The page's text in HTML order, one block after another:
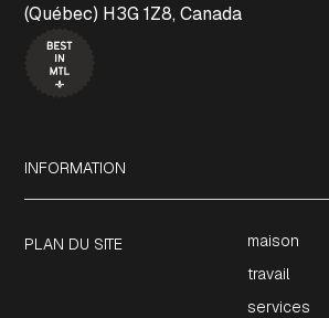
(Québec) H3G 1Z8, Canada
INFORMATION
PLAN DU SITE
maison
travail
services